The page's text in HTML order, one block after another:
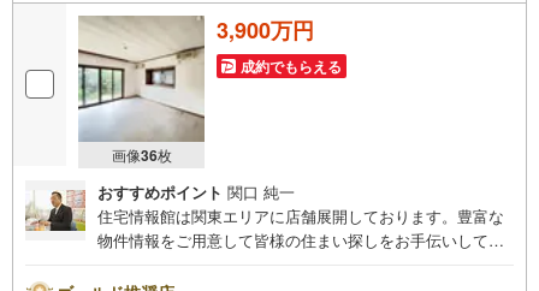
画像36枚
3,900万円
成約でもらえる
おすすめポイント 関口 純一
住宅情報館は関東エリアに店舗展開しております。豊富な
物件情報をご用意して皆様の住まい探しをお手伝いしてお